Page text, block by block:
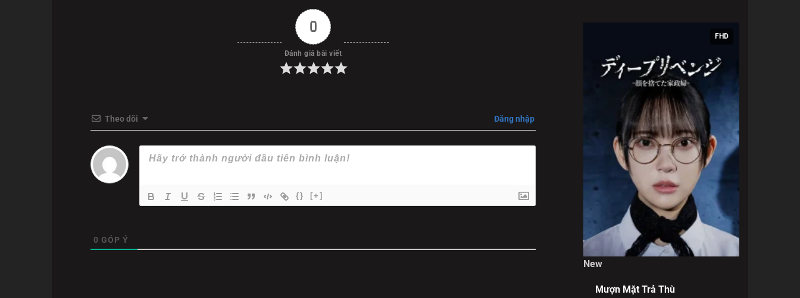
đêm số hiệu 357 mà không hề biết rằng, "vỏ bọc" an toàn của chiếc máy bay sắp bị xé toạc. Ngay khi phi cơ cất cánh,
những cái chết bí ẩn liên tiếp xảy ra. Nolan, từ một kẻ bị tình nghi, bỗng trở thành đồng minh duy nhất của Hana trong
đến với một âm mưu chính trị xuyên quốc gia tàn nhẫn. Giữa hàng trăm hành
0
Đánh giá bài viết
Theo dõi Đăng nhập
{} [+]
0 GÓP Ý
FHD
New
Mượn Mặt Trả Thù